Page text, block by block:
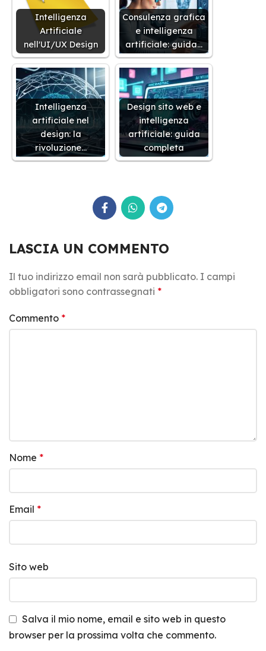
Intelligenza
Artificiale
nell'UI/UX Design
Consulenza grafica
e intelligenza
artificiale: guida…
Intelligenza
artificiale nel
design: la
rivoluzione…
Design sito web e
intelligenza
artificiale: guida
completa
LASCIA UN COMMENTO
Il tuo indirizzo email non sarà pubblicato. I campi
obbligatori sono contrassegnati *
Commento *
Nome *
Email *
Sito web
Salva il mio nome, email e sito web in questo
browser per la prossima volta che commento.